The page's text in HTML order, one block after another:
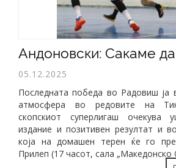
05.12.2025
Последната победа во Радовиш ја
атмосфера во редовите на
скопскиот суперлигаш очекува
издание и позитивен резултат и
која на домашен терен ќе го
Прилеп (17 часот, сала „Македонско